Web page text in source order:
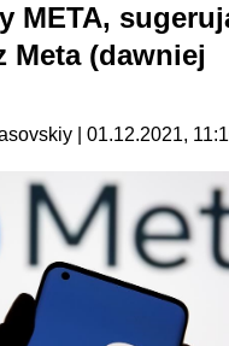
META,
Meta (dawniej
| 01.12.2021,